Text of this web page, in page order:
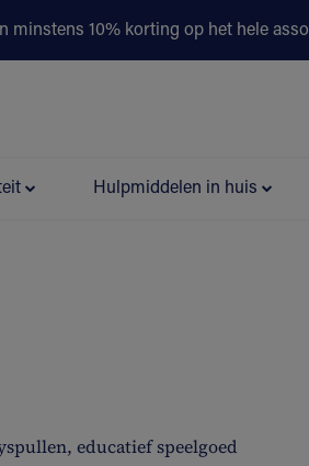
minstens 10% korting op het hele
Hulpmiddelen in huis
educatief speelgoed